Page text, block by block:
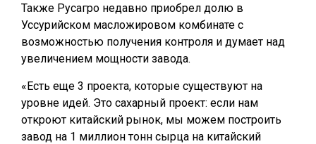
Также Русагро недавно приобрел долю в
Уссурийском масложировом комбинате с
возможностью получения контроля и думает над
увеличением мощности завода.
«Есть еще 3 проекта, которые существуют на
уровне идей. Это сахарный проект: если нам
откроют китайский рынок, мы можем построить
завод на 1 миллион тонн сырца на китайский